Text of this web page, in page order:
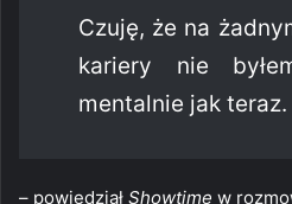
Czuję, że na
kariery nie
mentalnie jak teraz.
– powiedział Showtime w